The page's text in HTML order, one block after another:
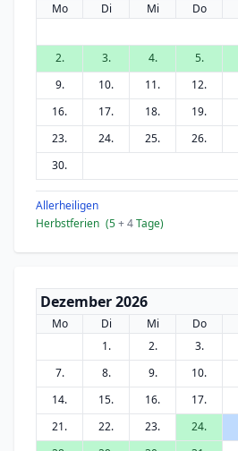
Mo Di Mi Do
2.
3. 4. 5.
9.
10. 11. 12.
16.
17. 18. 19.
23.
24. 25. 26.
30.
Allerheiligen
Herbstferien (5+ 4Tage)
Dezember 2026
Mo Di Mi Do
1.
2. 3.
7.
8. 9. 10.
14.
15. 16. 17.
21.
22. 23. 24.